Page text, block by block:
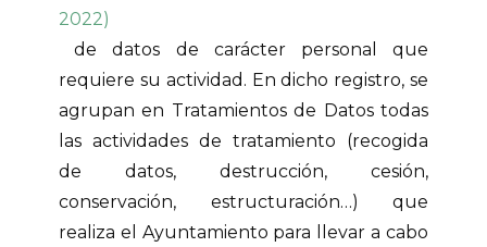
2022)
de datos de carácter personal que
requiere su actividad. En dicho registro, se
agrupan en Tratamientos de Datos todas
las actividades de tratamiento (recogida
de datos, destrucción, cesión,
conservación, estructuración…) que
realiza el Ayuntamiento para llevar a cabo